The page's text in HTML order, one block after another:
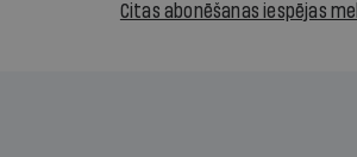
Citas abonēšanas iespējas